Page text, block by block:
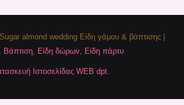
almond wedding Είδη γάμου & βάπτισης |
Βάπτιση, Είδη δώρων Είδη πάρτυ
Ιστοσελίδας WEB dpt.